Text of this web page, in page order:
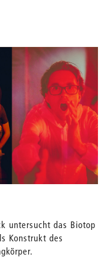
untersucht das Biotop
Konstrukt des